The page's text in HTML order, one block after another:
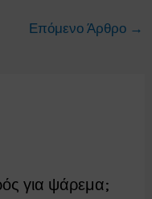
Επόμενο Άρθρο →
για ψάρεμα;